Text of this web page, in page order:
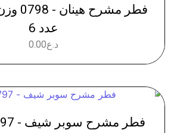
عدد 6
د.ع0.00